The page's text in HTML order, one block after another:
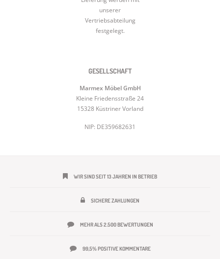
unserer
Vertriebsabteilung
festgelegt.
GESELLSCHAFT
Marmex Möbel GmbH
Kleine Friedensstraße 24
15328 Küstriner Vorland
NIP: DE359682631
WIR SIND SEIT 13 JAHREN IN BETRIEB
SICHERE ZAHLUNGEN
MEHR ALS 2.500 BEWERTUNGEN
99,5% POSITIVE KOMMENTARE